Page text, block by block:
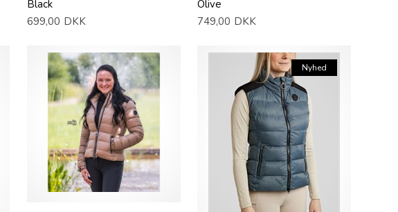
Black
699,00 DKK
Olive
749,00 DKK
Nyhed